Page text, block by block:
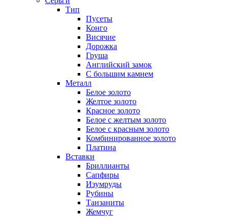
Тип
Пусеты
Конго
Висячие
Дорожка
Груша
Английский замок
С большим камнем
Металл
Белое золото
Желтое золото
Красное золото
Белое с желтым золото
Белое с красным золото
Комбинированное золото
Платина
Вставки
Бриллианты
Сапфиры
Изумруды
Рубины
Танзаниты
Жемчуг